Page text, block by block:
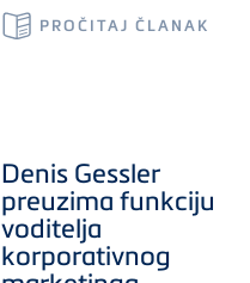
Denis Gessler
preuzima funkciju
voditelja
korporativnog
marketinga